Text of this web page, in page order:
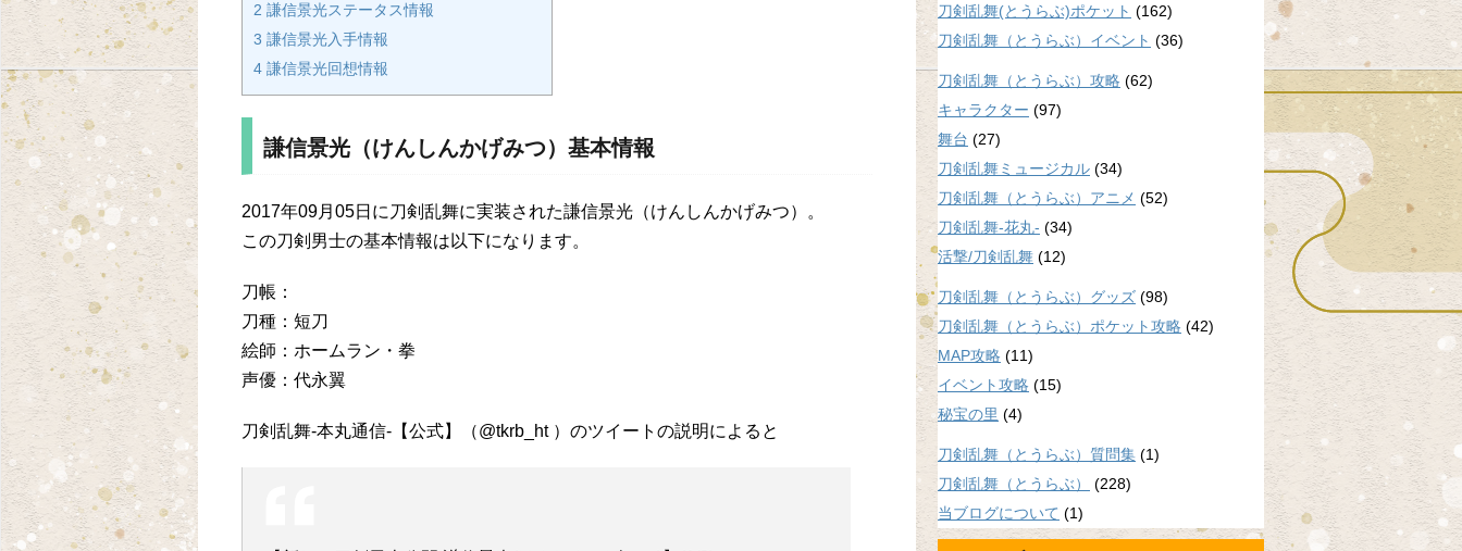
2 謙信景光ステータス情報
3 謙信景光入手情報
4 謙信景光回想情報
謙信景光（けんしんかげみつ）基本情報
2017年09月05日に刀剣乱舞に実装された謙信景光（けんしんかげみつ）。
この刀剣男士の基本情報は以下になります。
刀帳：
刀種：短刀
絵師：ホームラン・拳
声優：代永翼
刀剣乱舞-本丸通信-【公式】（@tkrb_ht ‏）のツイートの説明によると
刀剣乱舞(とうらぶ)ポケット (162)
刀剣乱舞（とうらぶ）イベント (36)
刀剣乱舞（とうらぶ）攻略 (62)
キャラクター (97)
舞台 (27)
刀剣乱舞ミュージカル (34)
刀剣乱舞（とうらぶ）アニメ (52)
刀剣乱舞-花丸- (34)
活撃/刀剣乱舞 (12)
刀剣乱舞（とうらぶ）グッズ (98)
刀剣乱舞（とうらぶ）ポケット攻略 (42)
MAP攻略 (11)
イベント攻略 (15)
秘宝の里 (4)
刀剣乱舞（とうらぶ）質問集 (1)
刀剣乱舞（とうらぶ）
(228)
当ブログについて (1)